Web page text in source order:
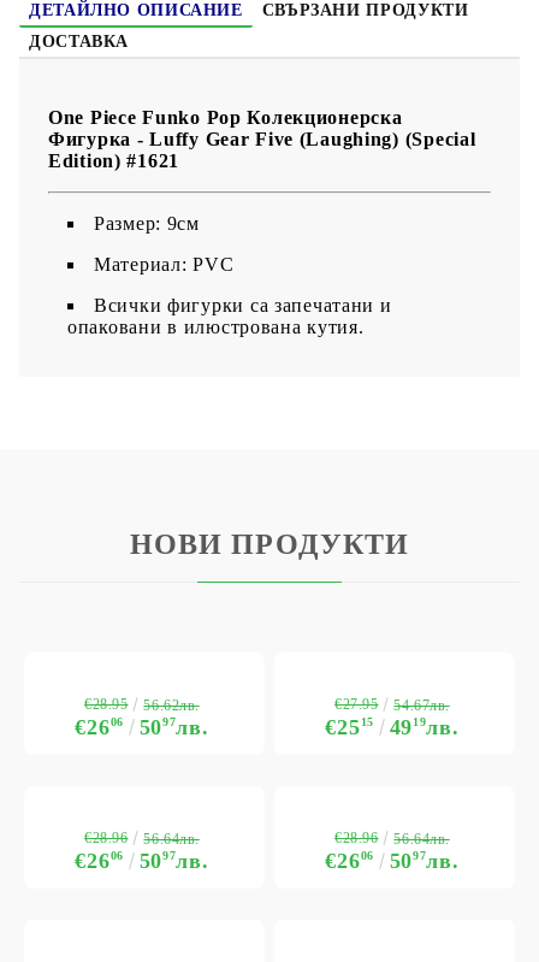
ДЕТАЙЛНО ОПИСАНИЕ
СВЪРЗАНИ ПРОДУКТИ
ДОСТАВКА
One Piece Funko Pop Колекционерска
Фигурка - Luffy Gear Five (Laughing) (Special
Edition) #1621
Размер: 9см
Материал: PVC
Всички фигурки са запечатани и
опаковани в илюстрована кутия.
НОВИ ПРОДУКТИ
€2606 5097лв.
€28.95 56.62лв.
€2515 4919лв.
€27.95 54.67лв.
€2606 5097лв.
€28.96 56.64лв.
€2606 5097лв.
€28.96 56.64лв.